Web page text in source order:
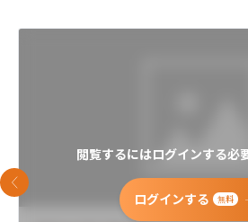
閲覧するにはログインする必
ログインする 無料
前のスライド